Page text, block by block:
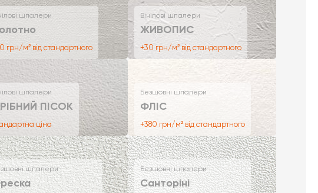
шпалери
грн/м² від стандартного
Вінілові шпалери
ЖИВОПИС
+30 грн/м² від стандартного
шпалери
ПІСОК
ціна
Безшовні шпалери
ФЛІС
+380 грн/м² від стандартного
шпалери Безшовні шпалери
Санторіні